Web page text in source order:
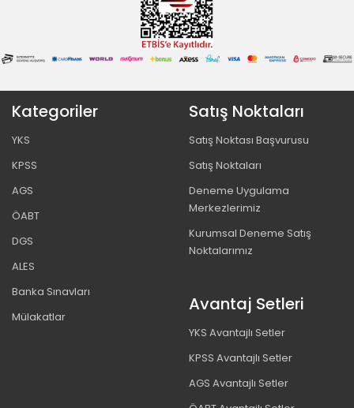
Kategoriler
YKS
KPSS
AGS
ÖABT
DGS
ALES
Banka Sınavları
Mülakatlar
Satış Noktaları
Satış Noktası Başvurusu
Satış Noktaları
Deneme Uygulama
Merkezlerimiz
Kurumsal Deneme Satış
Noktalarımız
Avantaj Setleri
YKS Avantajlı Setler
KPSS Avantajlı Setler
AGS Avantajlı Setler